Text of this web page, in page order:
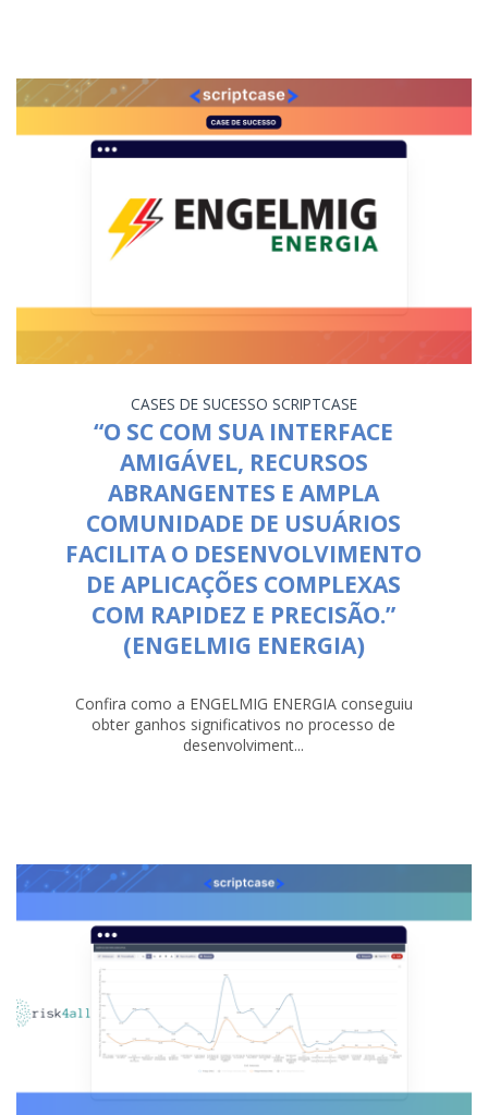
CASES DE SUCESSO SCRIPTCASE
“O SC COM SUA INTERFACE
AMIGÁVEL, RECURSOS
ABRANGENTES E AMPLA
COMUNIDADE DE USUÁRIOS
FACILITA O DESENVOLVIMENTO
DE APLICAÇÕES COMPLEXAS
COM RAPIDEZ E PRECISÃO.”
(ENGELMIG ENERGIA)
Confira como a ENGELMIG ENERGIA conseguiu
obter ganhos significativos no processo de
desenvolviment...